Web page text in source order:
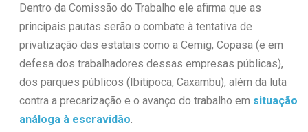
Dentro da Comissão do Trabalho ele afirma que as
principais pautas serão o combate à tentativa de
privatização das estatais como a Cemig, Copasa (e em
defesa dos trabalhadores dessas empresas públicas),
dos parques públicos (Ibitipoca, Caxambu), além da luta
contra a precarização e o avanço do trabalho em situação
análoga à escravidão.